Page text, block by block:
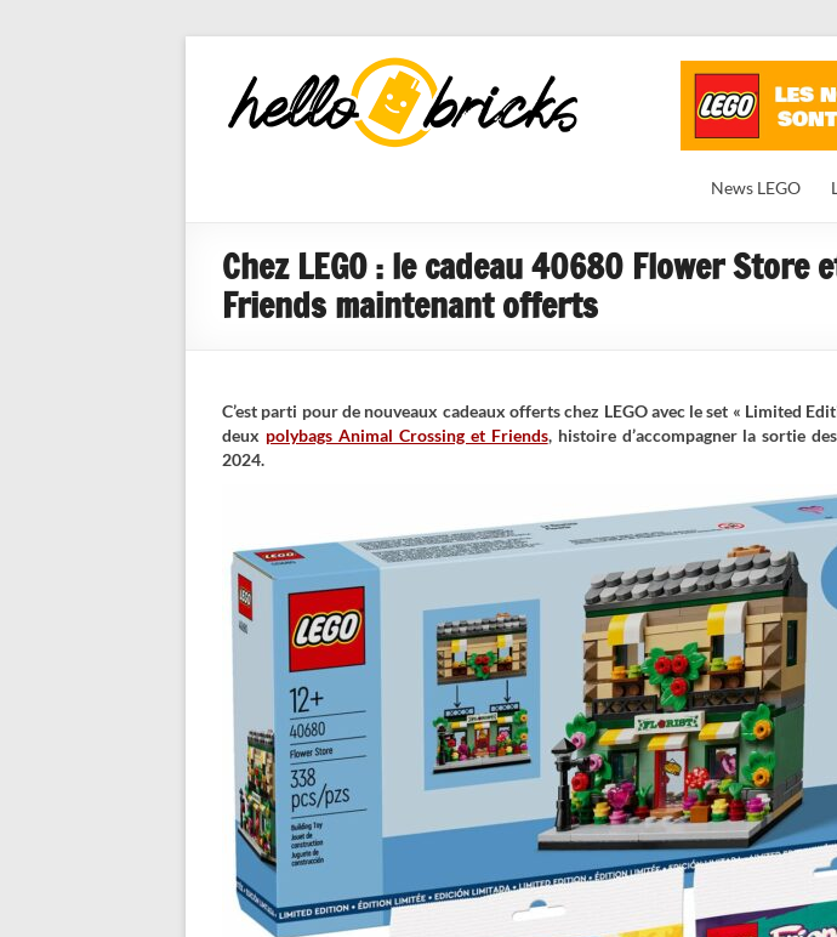
HelloBricks
Blog LEGO,
nouveaut�s
News LEGO
Chez LEGO : le cadeau 40680 Flower
Friends maintenant offerts
C’est parti pour de nouveaux cadeaux offerts chez LEGO avec le set « Limited
deux polybags Animal Crossing et Friends, histoire d’accompagner la sortie
2024.